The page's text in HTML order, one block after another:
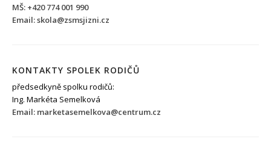
MŠ: +420 774 001 990
Email: skola@zsmsjizni.cz
KONTAKTY SPOLEK RODIČŮ
předsedkyně spolku rodičů:
Ing. Markéta Semelková
Email: marketasemelkova@centrum.cz